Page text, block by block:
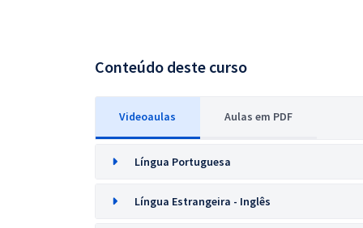
Conteúdo deste curso
Videoaulas Aulas em PDF
Língua Portuguesa
Língua Estrangeira - Inglês